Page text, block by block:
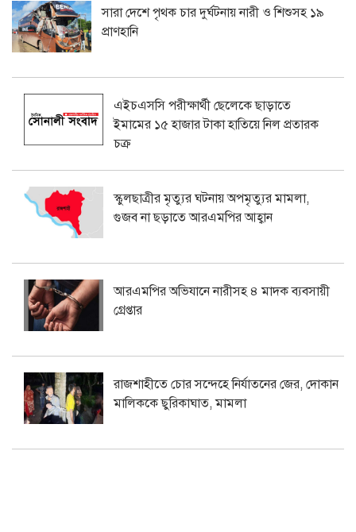
সারা দেশে পৃথক চার দুর্ঘটনায় নারী ও শিশুসহ ১৯
প্রাণহানি
এইচএসসি পরীক্ষার্থী ছেলেকে ছাড়াতে
ইমামের ১৫ হাজার টাকা হাতিয়ে নিল প্রতারক
চক্র
স্কুলছাত্রীর মৃত্যুর ঘটনায় অপমৃত্যুর মামলা,
গুজব না ছড়াতে আরএমপির আহ্বান
আরএমপির অভিযানে নারীসহ ৪ মাদক ব্যবসায়ী
গ্রেপ্তার
রাজশাহীতে চোর সন্দেহে নির্যাতনের জের, দোকান
মালিককে ছুরিকাঘাত, মামলা